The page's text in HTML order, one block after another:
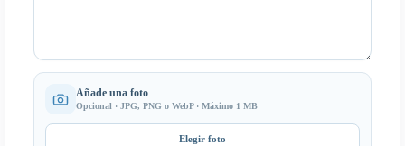
Añade una foto
Opcional · JPG, PNG o WebP · Máximo 1 MB
Elegir foto